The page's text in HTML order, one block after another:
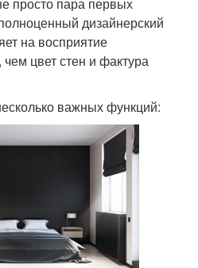
просто пара первых
дизайнерский
на восприятие
цвет стен и фактура
важных функций: